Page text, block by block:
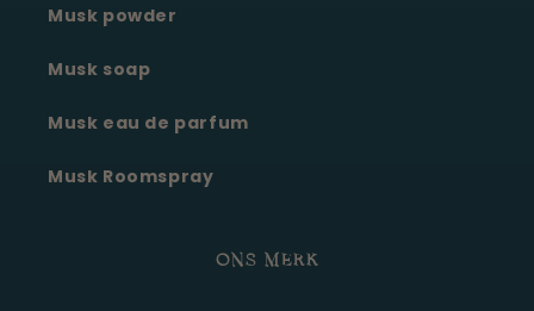
Musk powder
Musk soap
Musk eau de parfum
Musk Roomspray
ONS MERK